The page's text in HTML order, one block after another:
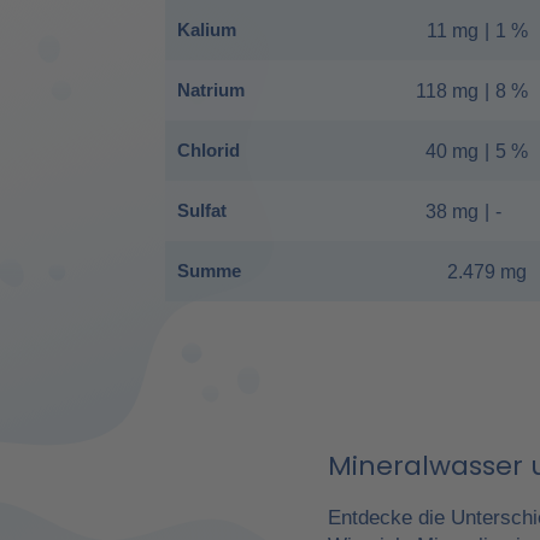
Kalium
Natrium
Chlorid
Sulfat
Summe
11 mg 1 %
118 mg 8 %
40 mg 5 %
38 mg -
2.479 mg
Mineralwasser
Entdecke die